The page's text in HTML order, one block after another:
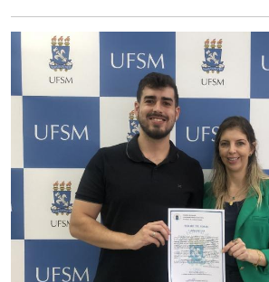
Ministério de Minas e Energia
Ministério da Ciência, Tecnologia, Inovações e
Ministério do Meio Ambiente
Ministério do Turismo
Ministério do Desenvolvimento Regional